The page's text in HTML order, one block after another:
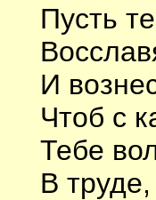
Пусть
И
Чтоб с
Тебе
В